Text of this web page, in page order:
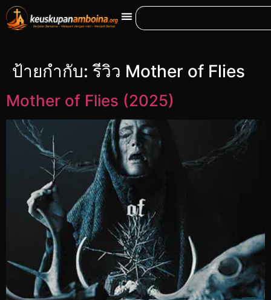
ป้ายกำกับ:รีวิว Mother of Flies
Mother of Flies (2025)